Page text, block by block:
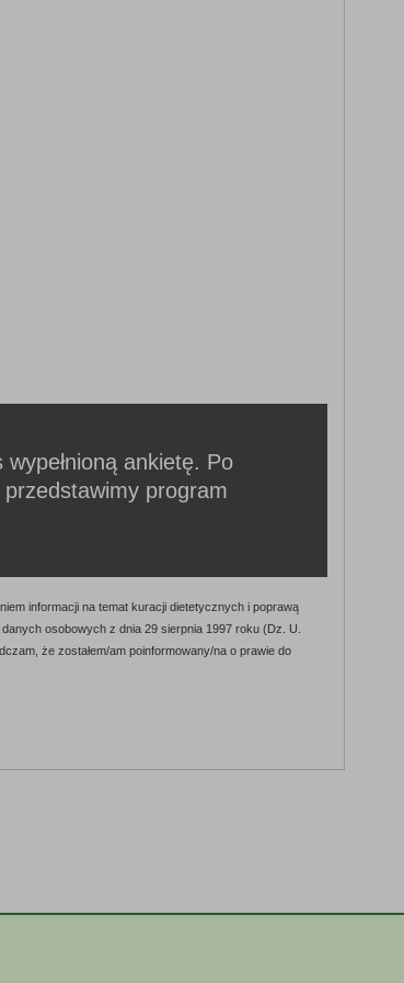
ankietę. Po
program
informacji na temat kuracji dietetycznych i poprawą
osobowych z dnia 29 sierpnia 1997 roku (Dz. U.
że zostałem/am poinformowany/na o prawie do